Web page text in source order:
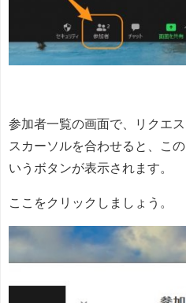
参加者一覧の画面で、リクエ
スカーソルを合わせると、こ
いうボタンが表示されます。
ここをクリックしましょう。